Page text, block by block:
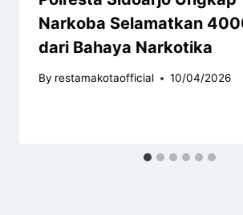
Narkoba Selamatkan
dari Bahaya Narkotika
By restamakotaofficial 10/04/2026